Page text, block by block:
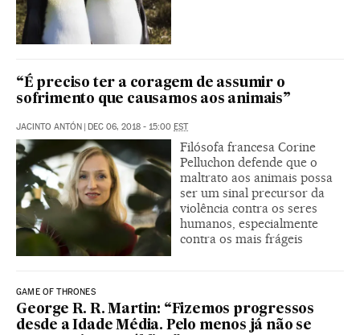
“É preciso ter a coragem de assumir o
sofrimento que causamos aos animais”
JACINTO ANTÓN | DEC 06, 2018 - 15:00 EST
Filósofa francesa Corine
Pelluchon defende que o
maltrato aos animais possa
ser um sinal precursor da
violência contra os seres
humanos, especialmente
contra os mais frágeis
GAME OF THRONES
George R. R. Martin: “Fizemos progressos
desde a Idade Média. Pelo menos já não se